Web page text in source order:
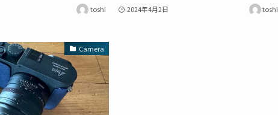
toshi 2024年4月2日 toshi
Camera